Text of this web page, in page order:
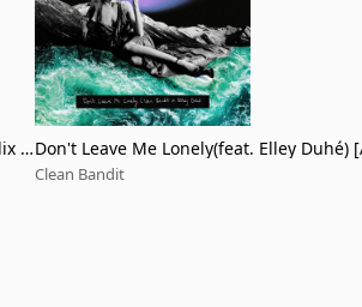
JaDon't Leave Me Lonely(feat. Elley Duhé)
c]
Clean Bandit